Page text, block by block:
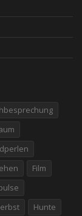
Film
Hunte